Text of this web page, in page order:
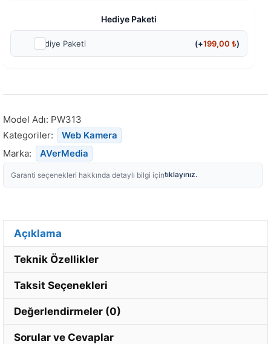
Hediye Paketi
Hediye Paketi (+199,00₺)
Model Adı: PW313
Kategoriler:
Web Kamera
Marka:
AVerMedia
Garanti seçenekleri hakkında detaylı bilgi içintıklayınız.
Açıklama
Teknik Özellikler
Taksit Seçenekleri
Değerlendirmeler (0)
Sorular ve Cevaplar